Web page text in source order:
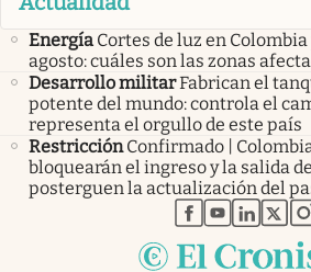
Energía Cortes de luz en
agosto: cuáles son las zonas
Desarrollo militarFabrican el
potente del mundo: controla el
representa el orgullo de este país
Restricción Confirmado |
bloquearán el ingreso y la salida
posterguen la actualización del
abre en nueva
abre en
abre